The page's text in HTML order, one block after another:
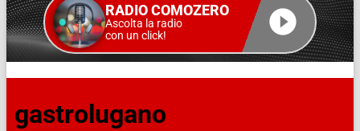
RADIO COMOZERO
Ascolta la radio
con un click!
gastrolugano